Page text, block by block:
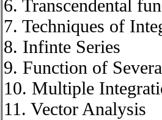
6. Transcendental
7. Techniques of
8. Infinte Series
9. Function of
10. Multiple
11. Vector Analysis